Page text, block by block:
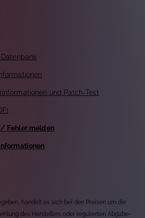
und Patch-Test
Fehler melden
handelt es sich bei den Preisen um die
des Herstellers oder regulierten Abgabe-